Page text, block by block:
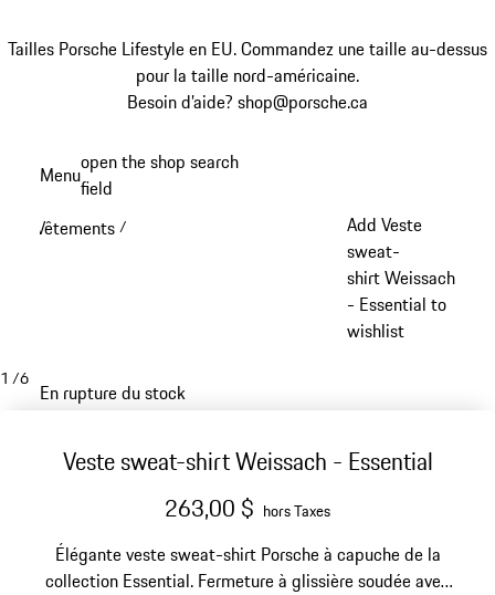
Tailles Porsche Lifestyle en EU. Commandez une taille au-dessus
pour la taille nord-américaine.
Besoin d’aide? shop@porsche.ca
principal
Menuopen the shop search
field
Vêtements /
Add Veste
sweat-
shirt Weissach
- Essential to
wishlist
1 /6
En rupture du stock
Veste sweat-shirt Weissach - Essential
263,00 $ hors Taxes
Élégante veste sweat-shirt Porsche à capuche de la
collection Essential. Fermeture à glissière soudée avec